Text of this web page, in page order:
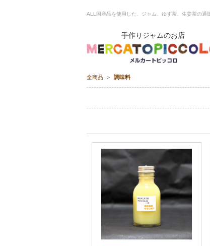
ALL国産品を使用した、ジャム、ゆず茶、生姜茶の
手作りジャムのお店
全商品 調味料